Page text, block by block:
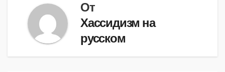
От
Хассидизм на
русском